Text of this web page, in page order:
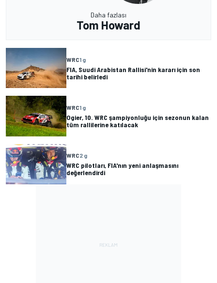
Daha fazlası
Tom Howard
WRC1 g
FIA, Suudi Arabistan Rallisi'nin kararı için son
tarihi belirledi
WRC1 g
Ogier, 10. WRC şampiyonluğu için sezonun kalan
tüm rallilerine katılacak
WRC2 g
WRC pilotları, FIA'nın yeni anlaşmasını
değerlendirdi